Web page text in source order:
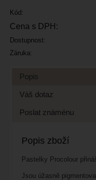
Kód:
Cena s DPH:
Dostupnost:
Záruka:
Popis
Váš dotaz
Poslat známénu
Popis zboží
Pastelky Procolour
Jsou úžasně